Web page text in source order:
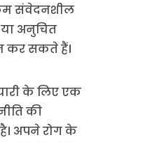
संवेदनशील
या अनुचित
कर सकते हैं।
के लिए एक
की
अपने रोग के